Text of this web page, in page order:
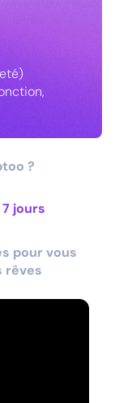
?
jours
pour vous
rêves